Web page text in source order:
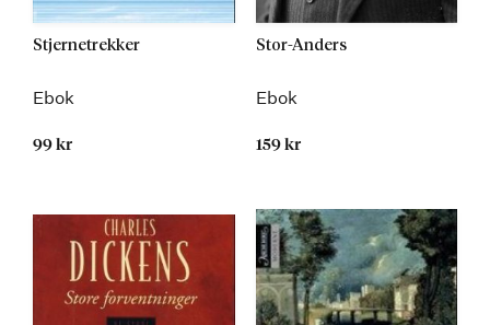
Stjernetrekker
Ebok
99 kr
Stor-Anders
Ebok
159 kr